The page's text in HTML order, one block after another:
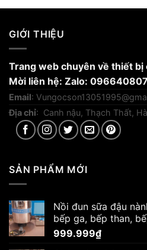
GIỚI THIỆU
Trang web chuyên về thiết bị
Mời liên hệ: Zalo:
Email:
Địa chỉ: Canh nậu, Thạch Thất,
SẢN PHẨM MỚI
Nồi đun sữa đậu
bếp ga, bếp than,
999.999₫